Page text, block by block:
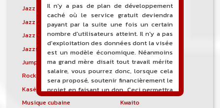
Jazz blues
Jazz modal
Jazz Nouvelle-Orléans
Jazz punk
Jazz vocal
Jazz-funk
Jazzstep
Jersey club
Jump blues
Jump-up
Rock canadien
Kansas City blues
Kasékò
Kizomba
Musique cubaine
Kwaito
Il n'y a pas de plan de développement
caché où le service gratuit deviendra
payant par la suite une fois un certain
nombre d'utilisateurs atteint. Il n'y a pas
d'exploitation des données dont la visée
est un modèle économique. Néanmoins
ma grand mère disait tout travail mérite
salaire, vous pourrez donc, lorsque cela
sera proposé, soutenir financièrement le
projet en faisant un don. Ceci permettra
de financer l'hébergement, le nom de